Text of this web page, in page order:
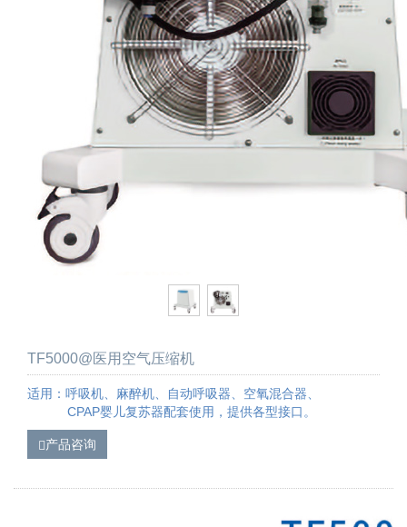
TF5000@医用空气压缩机
适用：呼吸机、麻醉机、自动呼吸器、空氧混合器、
CPAP婴儿复苏器配套使用，提供各型接口。
产品咨询